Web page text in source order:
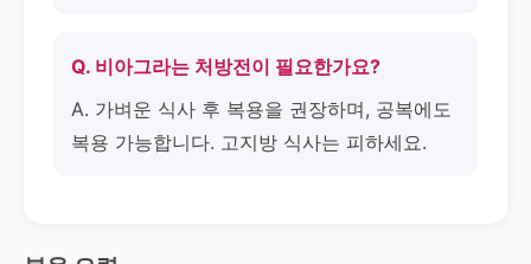
Q. 비아그라는 처방전이 필요한가요?
A. 가벼운 식사 후 복용을 권장하며, 공복에도
복용 가능합니다. 고지방 식사는 피하세요.